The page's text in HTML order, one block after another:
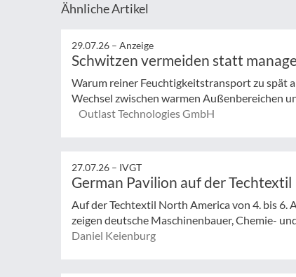
Ähnliche Artikel
29.07.26 – Anzeige
Schwitzen vermeiden statt
Warum reiner Feuchtigkeitstransport zu spät
Wechsel zwischen warmen Außenbereichen
Outlast Technologies GmbH
27.07.26 – IVGT
German Pavilion auf der Techtextil
Auf der Techtextil North America von 4. bis 6.
zeigen deutsche Maschinenbauer, Chemie-
Daniel Keienburg